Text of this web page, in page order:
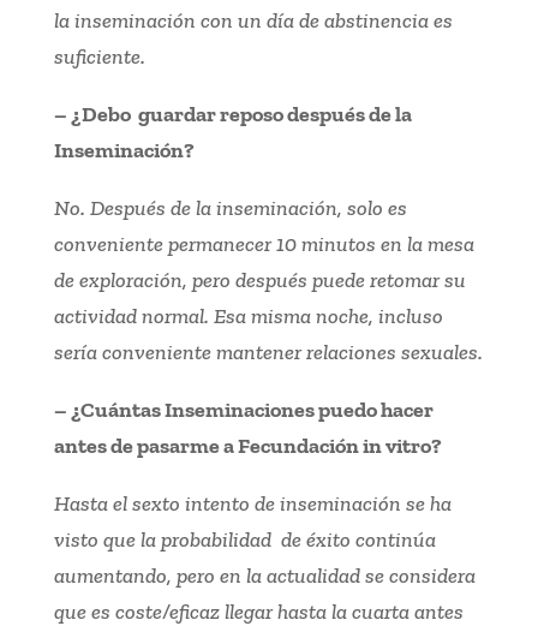
la inseminación con un día de abstinencia es
suficiente.
– ¿Debo guardar reposo después de la
Inseminación?
No. Después de la inseminación, solo es
conveniente permanecer 10 minutos en la mesa
de exploración, pero después puede retomar su
actividad normal. Esa misma noche, incluso
sería conveniente mantener relaciones sexuales.
– ¿Cuántas Inseminaciones puedo hacer
antes de pasarme a Fecundación in vitro?
Hasta el sexto intento de inseminación se ha
visto que la probabilidad de éxito continúa
aumentando, pero en la actualidad se considera
que es coste/eficaz llegar hasta la cuarta antes